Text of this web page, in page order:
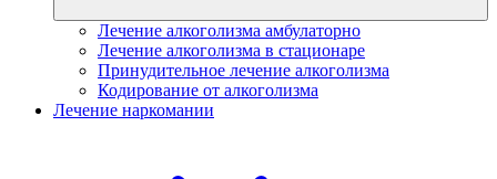
Лечение алкоголизма амбулаторно
Лечение алкоголизма в стационаре
Принудительное лечение алкоголизма
Кодирование от алкоголизма
Лечение наркомании